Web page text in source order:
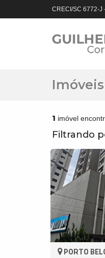
CRECI/SC 6772-J
1 imóvel
Filtrando
PORTO